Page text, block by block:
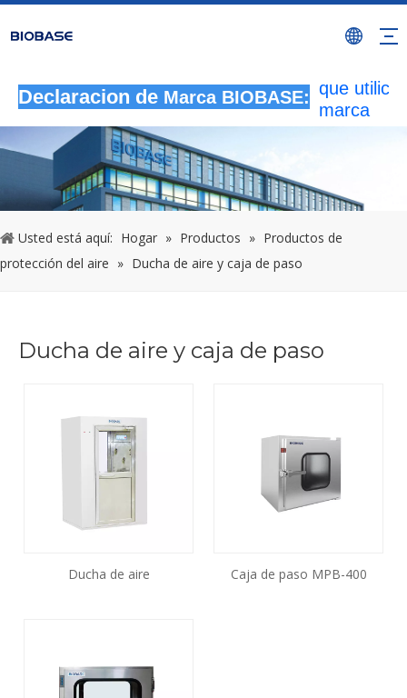
Declaracion de Marca BIOBASE:
que
marca
BIOBASE
una
Usted está aquí: Hogar » Productos » Productos de
protección del aire » Ducha de aire y caja de paso
Ducha de aire y caja de paso
Ducha de aire Caja de paso MPB-400